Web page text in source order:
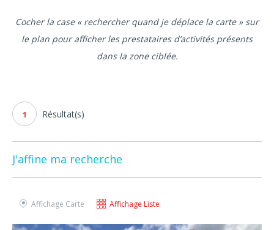
Cocher la case « rechercher quand je déplace la carte » sur
le plan pour afficher les prestataires d’activités présents
dans la zone ciblée.
1 Résultat(s)
J'affine ma recherche
Affichage Carte Affichage Liste